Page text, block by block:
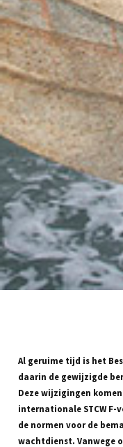
Al geruime tijd is het
daarin de gewijzigde
Deze wijzigingen
internationale STCW
de normen voor de
wachtdienst. Vanwege